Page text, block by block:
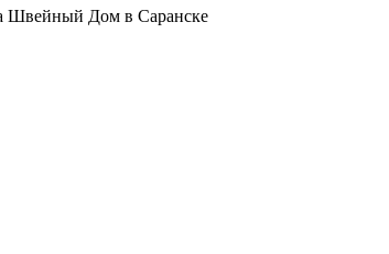
Швейный Дом в Саранске